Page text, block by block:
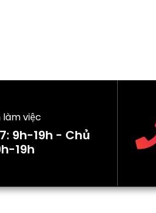
làm việc
9h-19h - Chủ
19h